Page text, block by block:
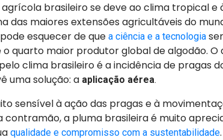
agrícola brasileiro se deve ao clima tropical e
das maiores extensões agricultáveis do
esquecer de que a ciência e a tecnologia
quarto maior produtor global de algodão. O
clima brasileiro é a incidência de pragas
uma solução: a aplicação aérea.
sensível à ação das pragas e à
contramão, a pluma brasileira é muito
qualidade e compromisso com a sustentabilidade.